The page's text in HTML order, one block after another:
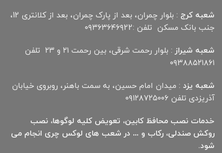
شعبه کرج
: بلوار چمران، بعد از پارک چمران، بعد از کلانتری 12،
جنب بانک مسکن تلفن :۰۹۳۶۳۶۴۶۹22
شعبه شیراز
: بلوار رحمت شرقی، بین رحمت ۲۱ و ۲۳ تلفن
۰۹۳۸۸۵۲۱۸۶۱
شعبه یزد : میدان امام حسین، به سمت باهنر، روبروی خیابان
آذریزدی تلفن ۰۹۱۲۸۷۲۵۰۰۶
خدمات نصب محافظ کابین، تعویض کلیه لوگوها، نصب
روکش صندلی، رکاب و … در شعب های لوکس چری انجام می
شود.